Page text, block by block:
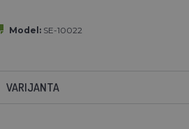
Model: SE-10022
VARIJANTA